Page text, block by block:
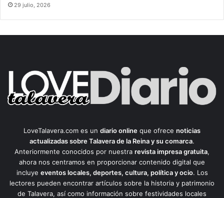
29 julio, 2026
LoveTalavera.com es un diario online que ofrece noticias
actualizadas sobre Talavera de la Reina y su comarca.
Anteriormente conocidos por nuestra revista impresa gratuita,
ahora nos centramos en proporcionar contenido digital que
incluye eventos locales, deportes, cultura, política y ocio. Los
lectores pueden encontrar artículos sobre la historia y patrimonio
de Talavera, así como información sobre festividades locales